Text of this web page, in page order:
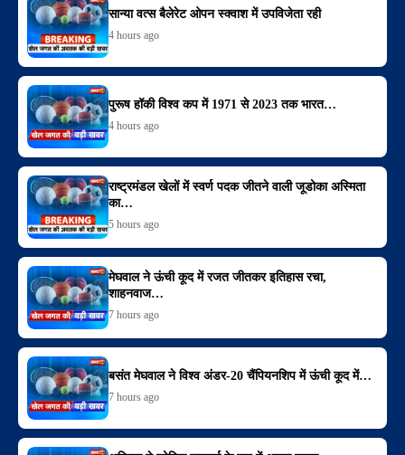
सान्या वत्स बैलेरेट ओपन स्क्वाश में उपविजेता रही
4 hours ago
पुरूष हॉकी विश्व कप में 1971 से 2023 तक भारत…
4 hours ago
राष्ट्रमंडल खेलों में स्वर्ण पदक जीतने वाली जूडोका अस्मिता
का…
5 hours ago
मेघवाल ने ऊंची कूद में रजत जीतकर इतिहास रचा,
शाहनवाज…
7 hours ago
बसंत मेघवाल ने विश्व अंडर-20 चैंपियनशिप में ऊंची कूद में…
7 hours ago